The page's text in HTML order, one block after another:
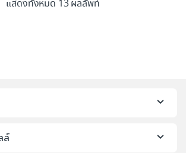
แสดงทั้งหมด 13 ผลลัพท์
ล์